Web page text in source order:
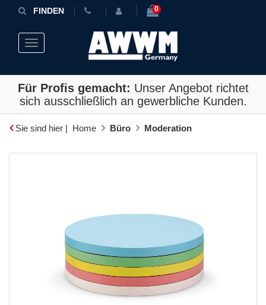
FINDEN 0
Toggle navigation
Für Profis gemacht: Unser Angebot richtet
sich ausschließlich an gewerbliche Kunden.
Sie sind hier | Home Büro Moderation